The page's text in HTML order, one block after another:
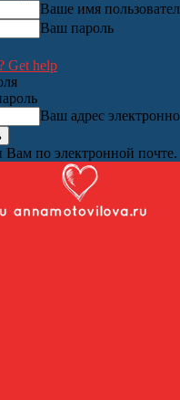
Ваше имя
Ваш пароль
Get help
Ваш адрес
Вам по электронной почте.